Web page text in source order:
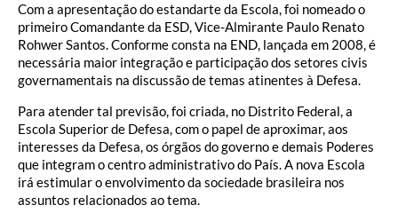
Com a apresentação do estandarte da Escola, foi nomeado o
primeiro Comandante da ESD, Vice-Almirante Paulo Renato
Rohwer Santos. Conforme consta na END, lançada em 2008, é
necessária maior integração e participação dos setores civis
governamentais na discussão de temas atinentes à Defesa.
Para atender tal previsão, foi criada, no Distrito Federal, a
Escola Superior de Defesa, com o papel de aproximar, aos
interesses da Defesa, os órgãos do governo e demais Poderes
que integram o centro administrativo do País. A nova Escola
irá estimular o envolvimento da sociedade brasileira nos
assuntos relacionados ao tema.